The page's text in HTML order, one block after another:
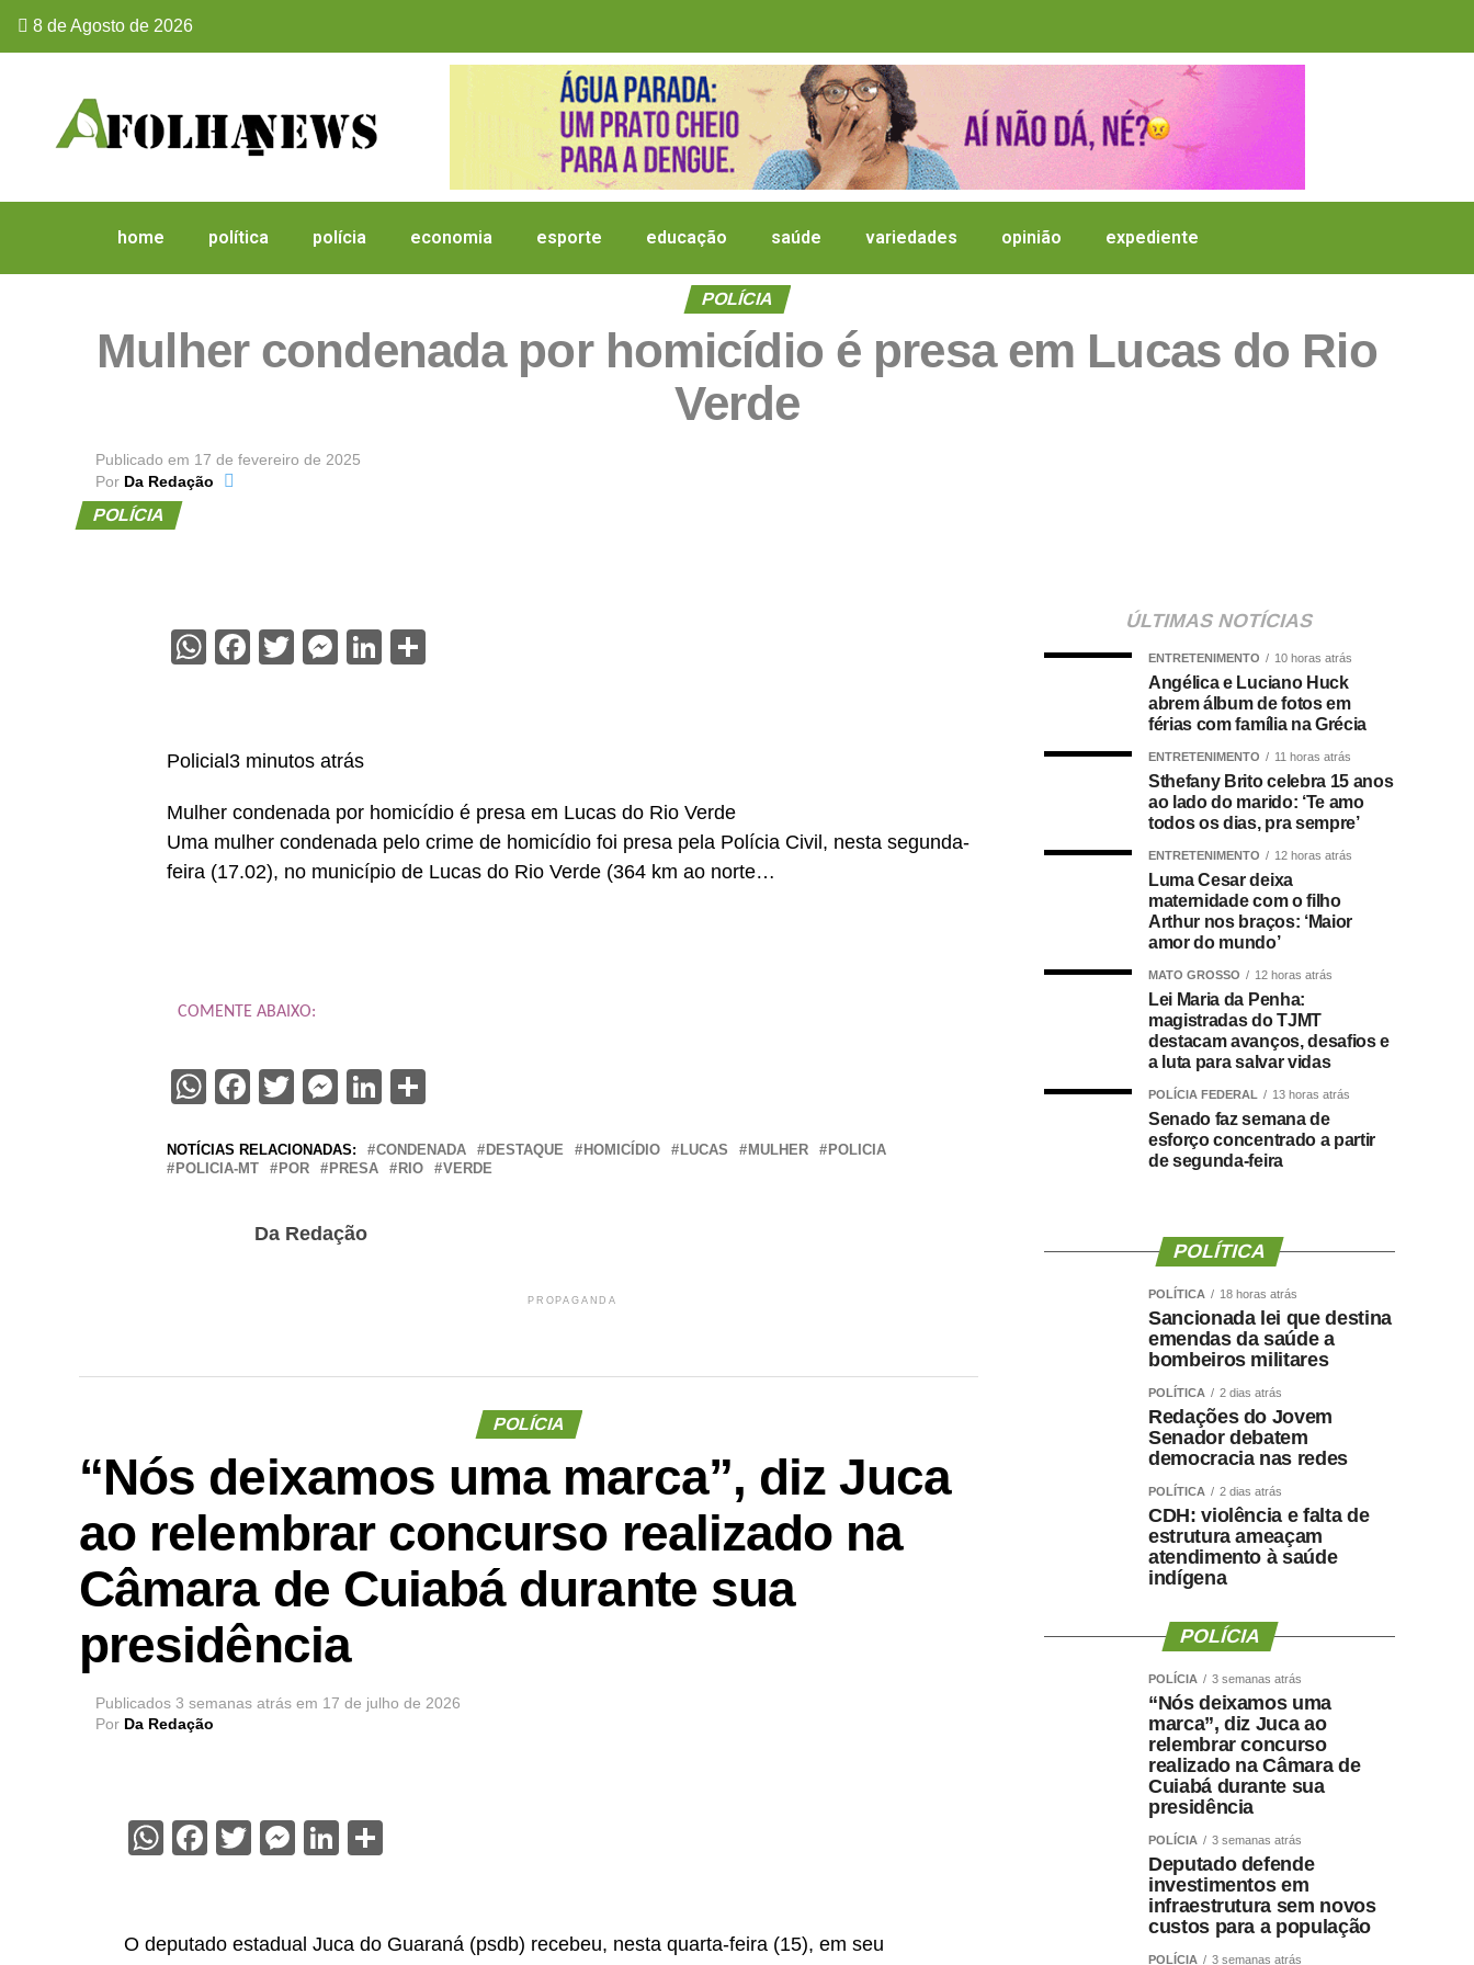
8 de Agosto de 2026
home política polícia economia esporte educação saúde variedades opinião expediente
POLÍCIA
Mulher condenada por homicídio é presa em Lucas do Rio
Verde
Publicado em 17 de fevereiro de 2025
Por Da Redação
POLÍCIA
WhatsApp
Facebook
TwitterMessenger
LinkedIn
Policial3 minutos atrás
Mulher condenada por homicídio é presa em Lucas do Rio Verde
Uma mulher condenada pelo crime de homicídio foi presa pela Polícia Civil, nesta segunda-
feira (17.02), no município de Lucas do Rio Verde (364 km ao norte…
COMENTE ABAIXO:
WhatsApp
Facebook
TwitterMessenger
LinkedIn
NOTÍCIAS RELACIONADAS: CONDENADA DESTAQUE HOMICÍDIO LUCAS MULHER
POLICIA
POLICIA-MT
POR PRESA RIO VERDE
Da Redação
PROPAGANDA
POLÍCIA
“Nós deixamos uma marca”, diz Juca
ao relembrar concurso realizado na
Câmara de Cuiabá durante sua
presidência
Publicados 3 semanas atrás em 17 de julho de 2026
Por Da Redação
WhatsApp
Facebook
TwitterMessenger
LinkedIn
O deputado estadual Juca do Guaraná (psdb) recebeu, nesta quarta-feira (15), em seu
ÚLTIMAS NOTÍCIAS
ENTRETENIMENTO 10 horas atrás
Angélica e Luciano Huck
abrem álbum de fotos em
férias com família na Grécia
ENTRETENIMENTO 11 horas atrás
Sthefany Brito celebra 15 anos
ao lado do marido: ‘Te amo
todos os dias, pra sempre’
ENTRETENIMENTO 12 horas atrás
Luma Cesar deixa
maternidade com o filho
Arthur nos braços: ‘Maior
amor do mundo’
MATO GROSSO 12 horas atrás
Lei Maria da Penha:
magistradas do TJMT
destacam avanços, desafios e
a luta para salvar vidas
POLÍCIA FEDERAL 13 horas atrás
Senado faz semana de
esforço concentrado a partir
de segunda-feira
POLÍTICA
POLÍTICA 18 horas atrás
Sancionada lei que destina
emendas da saúde a
bombeiros militares
POLÍTICA 2 dias atrás
Redações do Jovem
Senador debatem
democracia nas redes
POLÍTICA 2 dias atrás
CDH: violência e falta de
estrutura ameaçam
atendimento à saúde
indígena
POLÍCIA
POLÍCIA 3 semanas atrás
“Nós deixamos uma
marca”, diz Juca ao
relembrar concurso
realizado na Câmara de
Cuiabá durante sua
presidência
POLÍCIA 3 semanas atrás
Deputado defende
investimentos em
infraestrutura sem novos
custos para a população
POLÍCIA 3 semanas atrás